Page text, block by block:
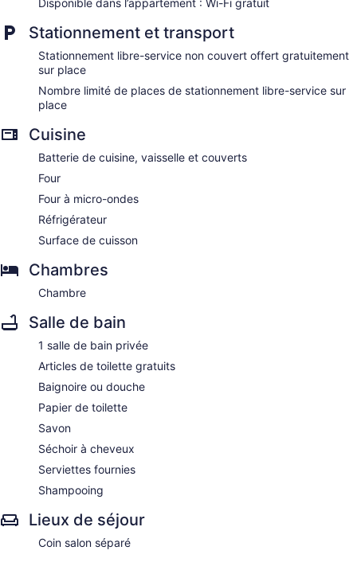
Disponible dans l’appartement : Wi-Fi gratuit
Stationnement et transport
Stationnement libre-service non couvert offert gratuitement
sur place
Nombre limité de places de stationnement libre-service sur
place
Cuisine
Batterie de cuisine, vaisselle et couverts
Four
Four à micro-ondes
Réfrigérateur
Surface de cuisson
Chambres
Chambre
Salle de bain
1 salle de bain privée
Articles de toilette gratuits
Baignoire ou douche
Papier de toilette
Savon
Séchoir à cheveux
Serviettes fournies
Shampooing
Lieux de séjour
Coin salon séparé